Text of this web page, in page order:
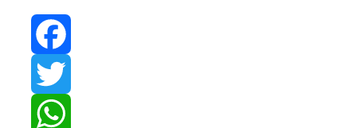
F
aT